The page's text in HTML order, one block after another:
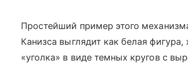
Простейший пример этого
Канизса выглядит как белая
«уголка» в виде темных кругов с